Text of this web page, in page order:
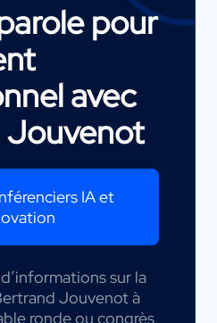
pour
avec
Jouvenot
IA et
sur la
Jouvenot à
ronde ou congrès,